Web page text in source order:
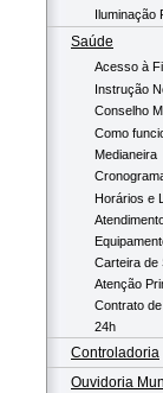
Iluminação
Saúde
Acesso à
Instrução
Conselho
Como
Medianeira
Horários e
Carteira de
Atenção
Contrato
24h
Controladoria
Ouvidoria